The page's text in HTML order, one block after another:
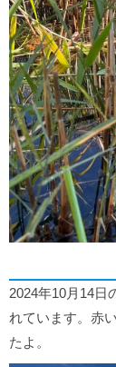
2024年10月14
れています。赤
たよ。